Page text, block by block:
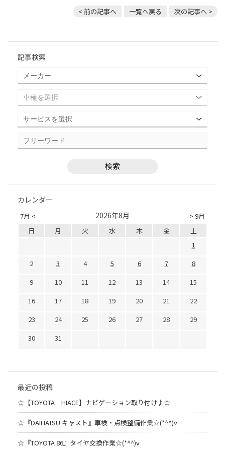
< 前の記事へ 一覧へ戻る 次の記事へ >
記事検索
カレンダー
7月 < > 9月
2026年8月
日 月 火 水 木 金
土
1
2
3 4 5 6 7
8
9
10 11 12 13 14
15
16
17 18 19 20 21
22
23
24 25 26 27 28
29
30
31
最近の投稿
☆【TOYOTA HIACE】ナビゲーション取り付け♪☆
☆『DAIHATSU キャスト』車検・点検整備作業☆(*^^)v
☆『TOYOTA 86』タイヤ交換作業☆(*^^)v